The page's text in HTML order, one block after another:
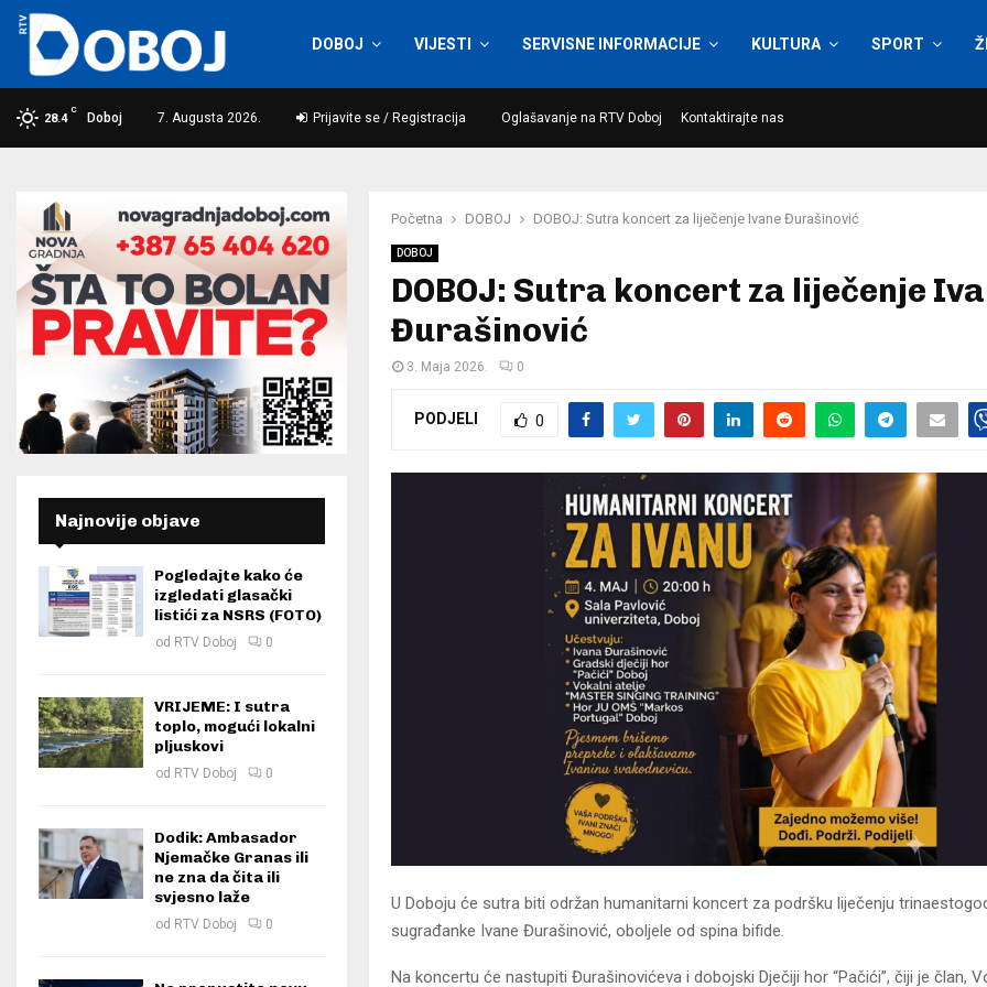
DOBOJ VIJESTI SERVISNE INFORMACIJE KULTURA SPORT
28.4
C
Doboj 7. Augusta 2026. Prijavite se / Registracija Oglašavanje na RTV Doboj Kontaktirajte nas
Početna DOBOJ DOBOJ: Sutra koncert za liječenje Ivane Đurašinović
DOBOJ
DOBOJ: Sutra koncert za liječenje
Đurašinović
3. Maja 2026. 0
PODJELI 0
U Doboju će sutra biti održan humanitarni koncert za podršku liječenju
sugrađanke Ivane Đurašinović, oboljele od spina bifide.
Na koncertu će nastupiti Đurašinovićeva i dobojski Dječiji hor “Pačići”, čiji je član,
Najnovije objave
Pogledajte kako će
izgledati glasački
listići za NSRS (FOTO)
od RTV Doboj 0
VRIJEME: I sutra
toplo, mogući lokalni
pljuskovi
od RTV Doboj 0
Dodik: Ambasador
Njemačke Granas ili
ne zna da čita ili
svjesno laže
od RTV Doboj 0